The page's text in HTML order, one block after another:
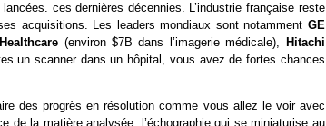
ces dernières décennies. L’industrie française reste
acquisitions. Les leaders mondiaux sont notamment GE
(environ $7B dans l’imagerie médicale),
Hitachi
un scanner dans un hôpital, vous avez de fortes chances
des progrès en résolution comme vous allez le voir avec
de la matière analysée, l’échographie qui se miniaturise au